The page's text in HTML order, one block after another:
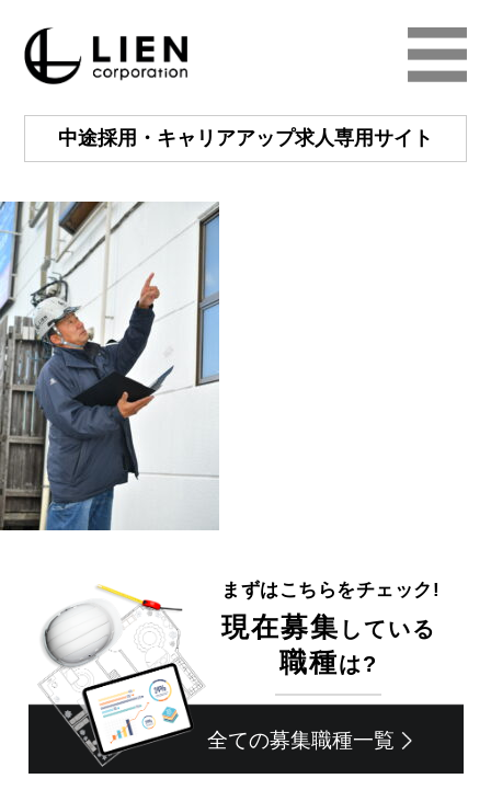
中途採用・キャリアアップ求人専用サイト
まずはこちらをチェック!
現在募集 している
職種は?
全ての募集職種一覧